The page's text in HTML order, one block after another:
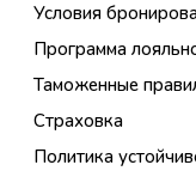
Условия
Программа
Таможенные
Страховка
Политика